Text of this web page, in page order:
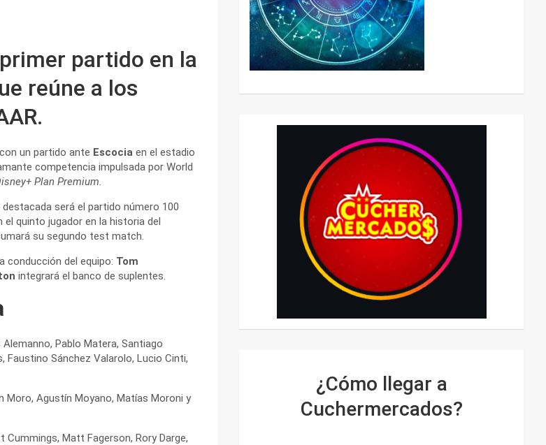
partido en la
reúne a los
con un partido ante Escocia en el estadio
competencia impulsada por World
Plan Premium.
será el partido número 100
quinto jugador en la historia del
su segundo test match.
conducción del equipo: Tom
integrará el banco de suplentes.
Pablo Matera, Santiago
Faustino Sánchez Valarolo, Lucio Cinti,
Moro, Agustín Moyano, Matías Moroni y
Cummings, Matt Fagerson, Rory Darge,
¿Cómo llegar a
Cuchermercados?